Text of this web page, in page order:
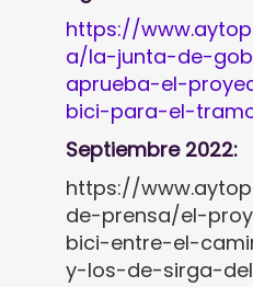
https://
a/la-junta-de-
aprueba-el-
bici-para-el-
Septiembre 2022:
https://
de-prensa/el-
bici-entre-el-
y-los-de-sirga-